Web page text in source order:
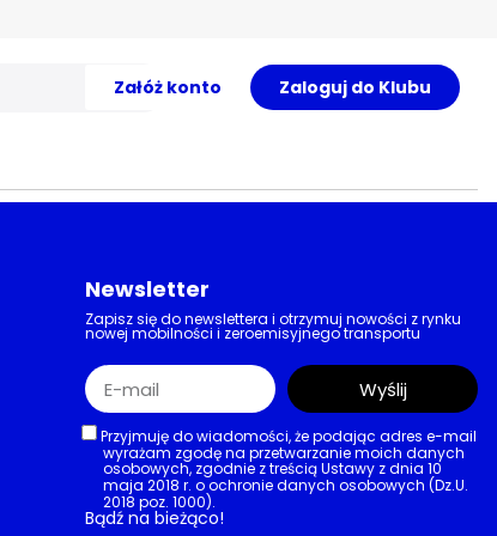
Załóż konto Zaloguj do Klubu
Newsletter
Zapisz się do newslettera i otrzymuj nowości z rynku
nowej mobilności i zeroemisyjnego transportu
Przyjmuję do wiadomości, że podając adres e-mail
wyrażam zgodę na przetwarzanie moich danych
osobowych, zgodnie z treścią Ustawy z dnia 10
maja 2018 r. o ochronie danych osobowych (Dz.U.
2018 poz. 1000).
Wyślij
Bądź na bieżąco!